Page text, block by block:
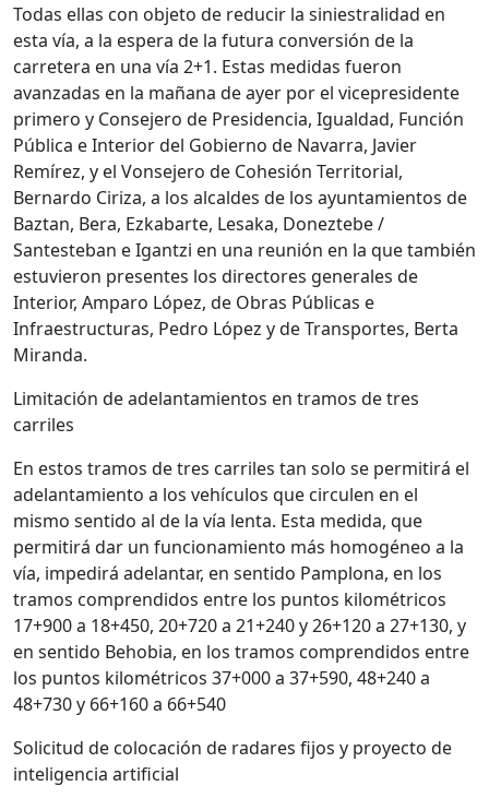
Todas ellas con objeto de reducir la siniestralidad en
esta vía, a la espera de la futura conversión de la
carretera en una vía 2+1. Estas medidas fueron
avanzadas en la mañana de ayer por el vicepresidente
primero y Consejero de Presidencia, Igualdad, Función
Pública e Interior del Gobierno de Navarra, Javier
Remírez, y el Vonsejero de Cohesión Territorial,
Bernardo Ciriza, a los alcaldes de los ayuntamientos de
Baztan, Bera, Ezkabarte, Lesaka, Doneztebe /
Santesteban e Igantzi en una reunión en la que también
estuvieron presentes los directores generales de
Interior, Amparo López, de Obras Públicas e
Infraestructuras, Pedro López y de Transportes, Berta
Miranda.
Limitación de adelantamientos en tramos de tres
carriles
En estos tramos de tres carriles tan solo se permitirá el
adelantamiento a los vehículos que circulen en el
mismo sentido al de la vía lenta. Esta medida, que
permitirá dar un funcionamiento más homogéneo a la
vía, impedirá adelantar, en sentido Pamplona, en los
tramos comprendidos entre los puntos kilométricos
17+900 a 18+450, 20+720 a 21+240 y 26+120 a 27+130, y
en sentido Behobia, en los tramos comprendidos entre
los puntos kilométricos 37+000 a 37+590, 48+240 a
48+730 y 66+160 a 66+540
Solicitud de colocación de radares fijos y proyecto de
inteligencia artificial